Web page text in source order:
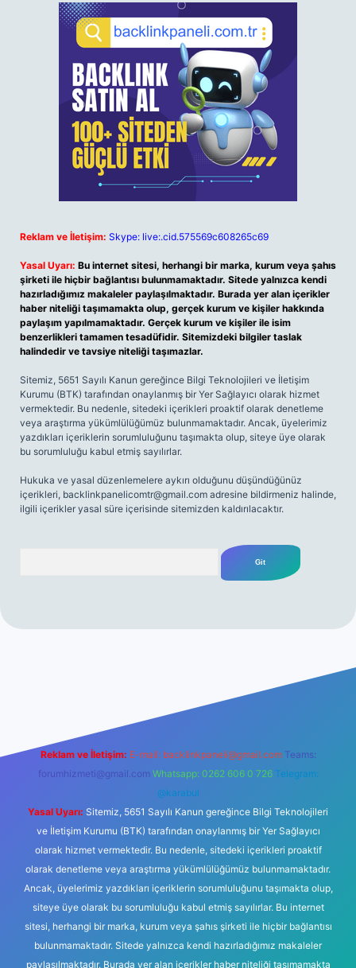
Reklam ve İletişim: Skype: live:.cid.575569c608265c69
Yasal Uyarı: Bu internet sitesi, herhangi bir marka, kurum veya şahıs
şirketi ile hiçbir bağlantısı bulunmamaktadır. Sitede yalnızca kendi
hazırladığımız makaleler paylaşılmaktadır. Burada yer alan içerikler
haber niteliği taşımamakta olup, gerçek kurum ve kişiler hakkında
paylaşım yapılmamaktadır. Gerçek kurum ve kişiler ile isim
benzerlikleri tamamen tesadüfidir. Sitemizdeki bilgiler taslak
halindedir ve tavsiye niteliği taşımazlar.
Sitemiz, 5651 Sayılı Kanun gereğince Bilgi Teknolojileri ve İletişim
Kurumu (BTK) tarafından onaylanmış bir Yer Sağlayıcı olarak hizmet
vermektedir. Bu nedenle, sitedeki içerikleri proaktif olarak denetleme
veya araştırma yükümlülüğümüz bulunmamaktadır. Ancak, üyelerimiz
yazdıkları içeriklerin sorumluluğunu taşımakta olup, siteye üye olarak
bu sorumluluğu kabul etmiş sayılırlar.
Hukuka ve yasal düzenlemelere aykırı olduğunu düşündüğünüz
içerikleri, backlinkpanelicomtr@gmail.com adresine bildirmeniz halinde,
ilgili içerikler yasal süre içerisinde sitemizden kaldırılacaktır.
Reklam ve İletişim: E-mail: backlinkpaneli@gmail.com Teams:
forumhizmeti@gmail.com Whatsapp: 0262 606 0 726 Telegram:
@karabul
Yasal Uyarı: Sitemiz, 5651 Sayılı Kanun gereğince Bilgi Teknolojileri
ve İletişim Kurumu (BTK) tarafından onaylanmış bir Yer Sağlayıcı
olarak hizmet vermektedir. Bu nedenle, sitedeki içerikleri proaktif
olarak denetleme veya araştırma yükümlülüğümüz bulunmamaktadır.
Ancak, üyelerimiz yazdıkları içeriklerin sorumluluğunu taşımakta olup,
siteye üye olarak bu sorumluluğu kabul etmiş sayılırlar. Bu internet
sitesi, herhangi bir marka, kurum veya şahıs şirketi ile hiçbir bağlantısı
bulunmamaktadır. Sitede yalnızca kendi hazırladığımız makaleler
paylaşılmaktadır. Burada yer alan içerikler haber niteliği taşımamakta